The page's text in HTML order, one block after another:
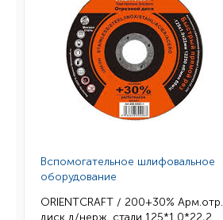
Вспомогательное шлифовальное
оборудование
ORIENTCRAFT / 200+30% Арм.отр.
диск д/нерж. стали 125*1.0*22,2